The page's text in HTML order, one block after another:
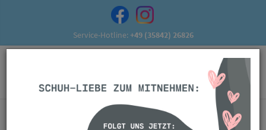
Service-Hotline: +49 (35842) 26826